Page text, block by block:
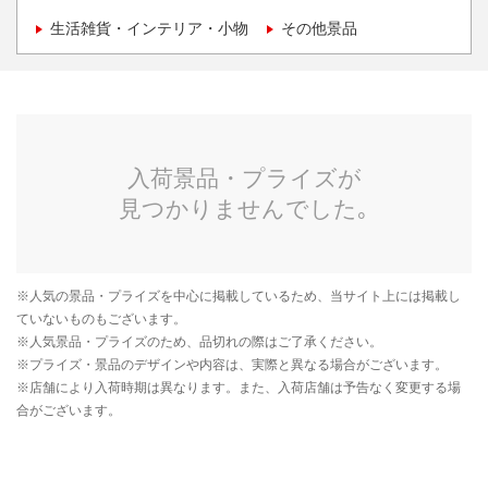
生活雑貨・インテリア・小物 その他景品